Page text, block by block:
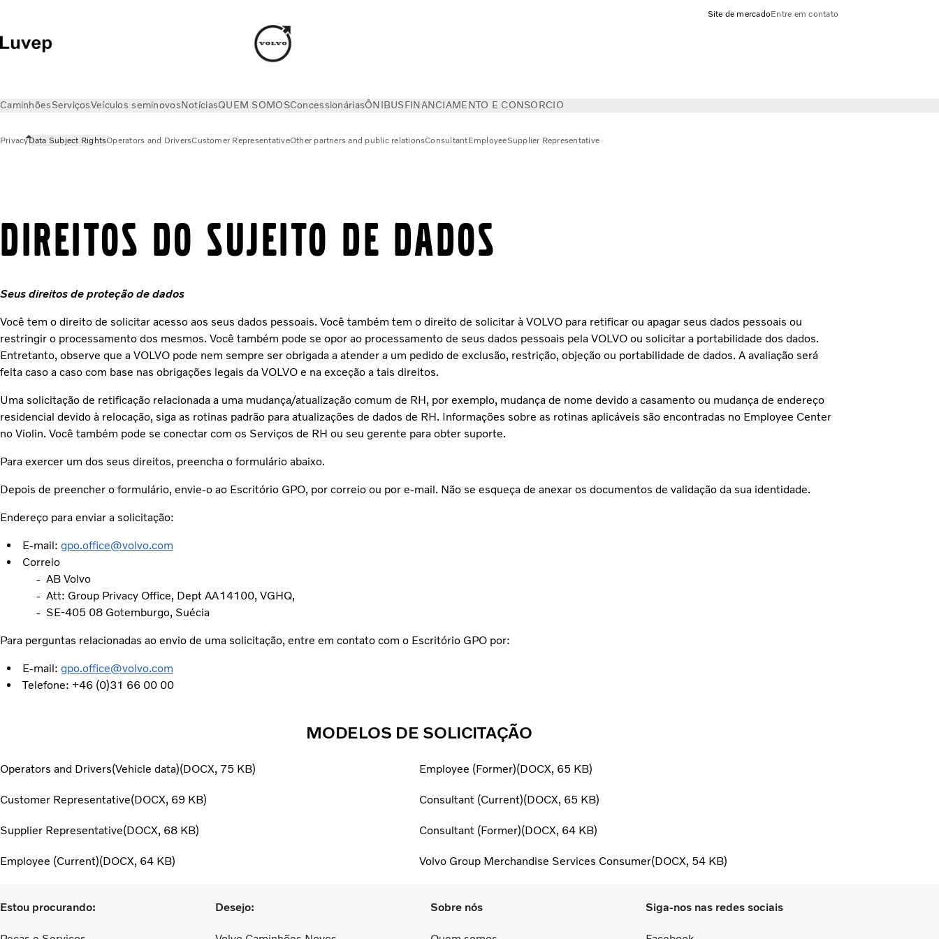
Site de mercadoEntre em contato
CaminhõesServiçosVeículos seminovosNotíciasQUEM SOMOSConcessionáriasÔNIBUSFINANCIAMENTO E CONSORCIO
PrivacyData Subject RightsOperators and DriversCustomer RepresentativeOther partners and public relationsConsultantEmployeeSupplier Representative
DIREITOS DO SUJEITO DE DADOS
Seus direitos de proteção de dados
Você tem o direito de solicitar acesso aos seus dados pessoais. Você também tem o direito de solicitar à VOLVO para retificar ou apagar seus dados pessoais ou
restringir o processamento dos mesmos. Você também pode se opor ao processamento de seus dados pessoais pela VOLVO ou solicitar a portabilidade dos dados.
Entretanto, observe que a VOLVO pode nem sempre ser obrigada a atender a um pedido de exclusão, restrição, objeção ou portabilidade de dados. A avaliação será
feita caso a caso com base nas obrigações legais da VOLVO e na exceção a tais direitos.
Uma solicitação de retificação relacionada a uma mudança/atualização comum de RH, por exemplo, mudança de nome devido a casamento ou mudança de endereço
residencial devido à relocação, siga as rotinas padrão para atualizações de dados de RH. Informações sobre as rotinas aplicáveis são encontradas no Employee Center
no Violin. Você também pode se conectar com os Serviços de RH ou seu gerente para obter suporte.
Para exercer um dos seus direitos, preencha o formulário abaixo.
Depois de preencher o formulário, envie-o ao Escritório GPO, por correio ou por e-mail. Não se esqueça de anexar os documentos de validação da sua identidade.
Endereço para enviar a solicitação:
E-mail: gpo.office@volvo.com
Correio
- AB Volvo
- Att: Group Privacy Office, Dept AA14100, VGHQ,
- SE-405 08 Gotemburgo, Suécia
Para perguntas relacionadas ao envio de uma solicitação, entre em contato com o Escritório GPO por:
E-mail: gpo.office@volvo.com
Telefone: +46 (0)31 66 00 00
MODELOS DE SOLICITAÇÃO
Operators and Drivers(Vehicle data) DOCX 75 KB
Customer Representative DOCX 69 KB
Supplier Representative DOCX 68 KB
Employee (Current) DOCX 64 KB
Employee (Former) DOCX 65 KB
Consultant (Current) DOCX 65 KB
Consultant (Former) DOCX 64 KB
Volvo Group Merchandise Services Consumer DOCX 54 KB
Estou procurando: Desejo: Sobre nós Siga-nos nas redes sociais